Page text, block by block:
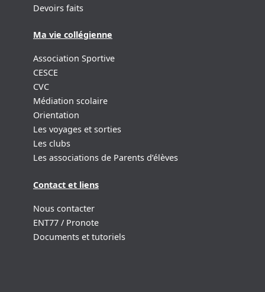
Devoirs faits
Ma vie collégienne
Association Sportive
CESCE
CVC
Médiation scolaire
Orientation
Les voyages et sorties
Les clubs
Les associations de Parents d’élèves
Contact et liens
Nous contacter
ENT77 / Pronote
Documents et tutoriels